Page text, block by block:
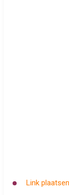
Link plaatsen